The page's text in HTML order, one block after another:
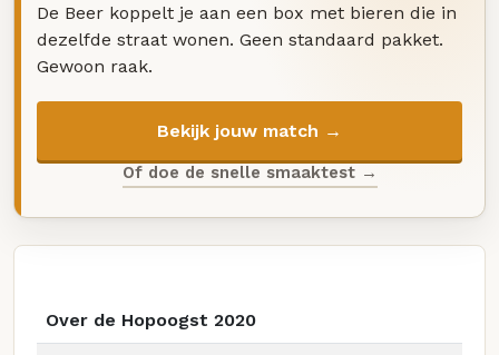
De Beer koppelt je aan een box met bieren die in
dezelfde straat wonen. Geen standaard pakket.
Gewoon raak.
Bekijk jouw match →
Of doe de snelle smaaktest →
Over de Hopoogst 2020